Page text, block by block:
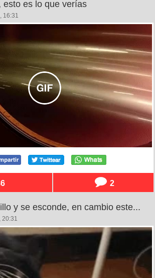
esto es lo que verías
16:31
2
y se esconde, en cambio este...
20:31